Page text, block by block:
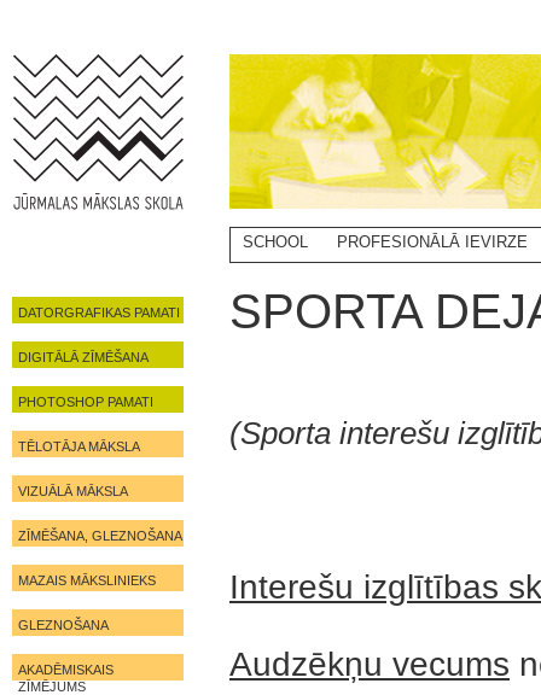
DATORGRAFIKAS PAMATI
DIGITĀLĀ ZĪMĒŠANA
PHOTOSHOP PAMATI
TĒLOTĀJA MĀKSLA
VIZUĀLĀ MĀKSLA
ZĪMĒŠANA, GLEZNOŠANA
MAZAIS MĀKSLINIEKS
GLEZNOŠANA
AKADĒMISKAIS
ZĪMĒJUMS
SCHOOL PROFESIONĀLĀ IEVIRZE
SPORTA
(Sporta interešu
Interešu izglītības
Audzēkņu vecums